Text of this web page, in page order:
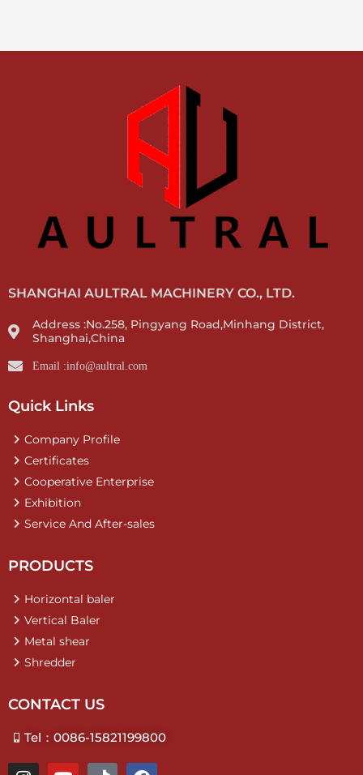
SHANGHAI AULTRAL MACHINERY CO., LTD.
Address :No.258, Pingyang Road,Minhang District,
Shanghai,China
Email :info@aultral.com
Quick Links
Company Profile
Certificates
Cooperative Enterprise
Exhibition
Service And After-sales
PRODUCTS
Horizontal baler
Vertical Baler
Metal shear
Shredder
CONTACT US
Tel：0086-15821199800
I Y T F